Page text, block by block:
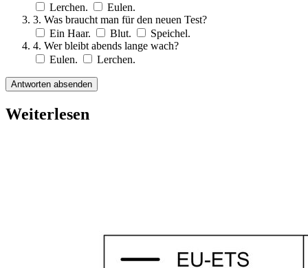
Lerchen.
Eulen.
3. Was braucht man für den neuen Test?
Ein Haar.
Blut.
Speichel.
4. Wer bleibt abends lange wach?
Eulen.
Lerchen.
Antworten absenden
Weiterlesen